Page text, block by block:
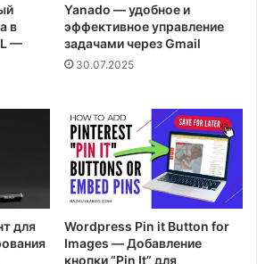
в
—
Yanado — удобное и
эффективное управление
задачами через Gmail
30.07.2025
для
Wordpress Pin it Button for
Images — Добавление
кнопки “Pin It” для